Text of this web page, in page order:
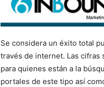
Se considera un éxito total
través de internet. Las cifras
para quienes están a la
portales de este tipo así